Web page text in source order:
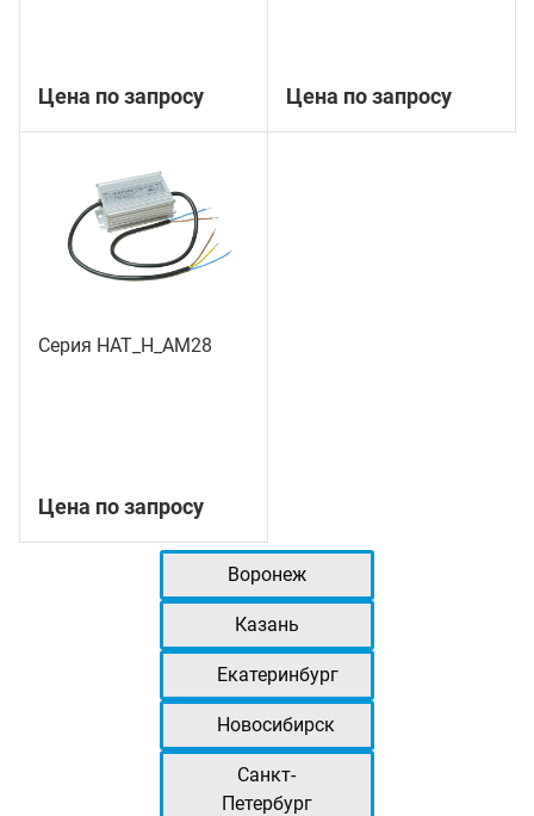
Цена по запросу Цена по запросу
Серия НАТ_Н_АМ28
Цена по запросу
Воронеж
Казань
Екатеринбург
Новосибирск
Санкт-
Петербург